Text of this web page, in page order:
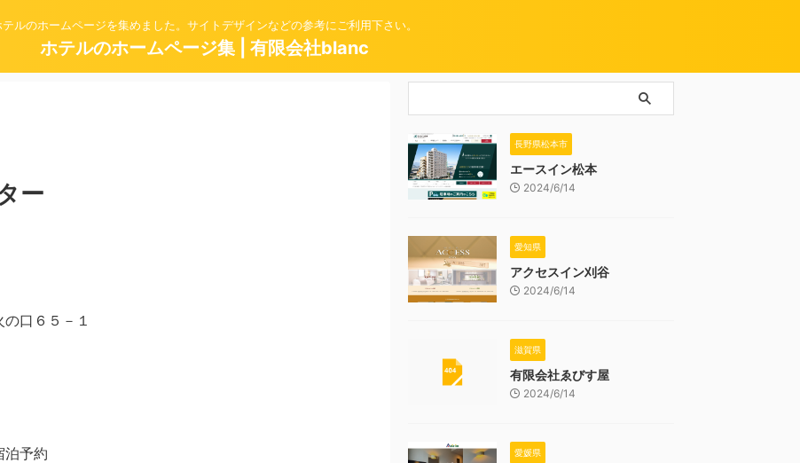
テルのホームページを集めました。サイトデザインなどの参考にご利用下さい。
ホテルのホームページ集 | 有限会社blanc
ー
口６５－１
泊予約
長野県松本市
エースイン松本
2024/6/14
愛知県
アクセスイン刈谷
2024/6/14
滋賀県
有限会社ゑびす屋
2024/6/14
愛媛県